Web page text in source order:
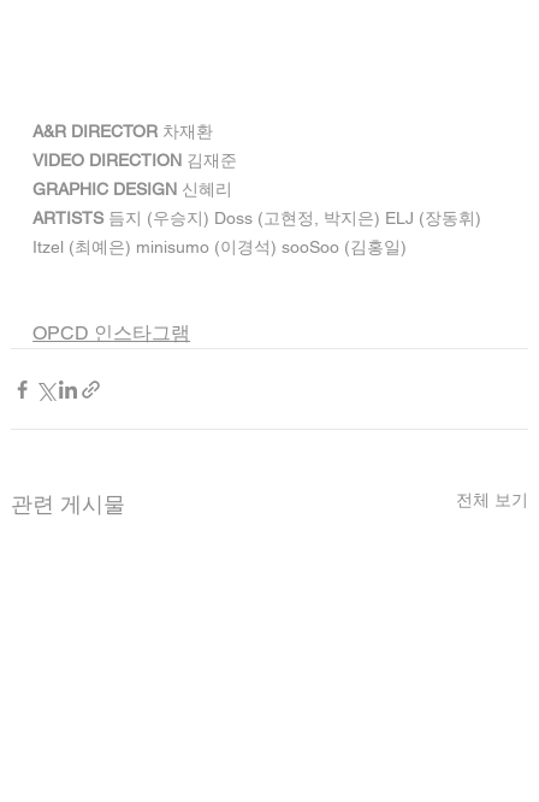
A&R DIRECTOR 차재환
VIDEO DIRECTION 김재준
GRAPHIC DESIGN 신혜리
ARTISTS 듬지 (우승지) Doss (고현정, 박지은) ELJ (장동휘)
Itzel (최예은) minisumo (이경석) sooSoo (김홍일)
OPCD 인스타그램
관련 게시물 전체 보기